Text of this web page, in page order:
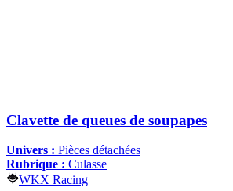
Clavette de queues de soupapes
Univers : Pièces détachées
Rubrique : Culasse
WKX Racing